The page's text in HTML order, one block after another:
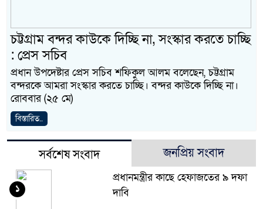
চট্টগ্রাম বন্দর কাউকে দিচ্ছি না, সংস্কার করতে চাচ্ছি
: প্রেস সচিব
প্রধান উপদেষ্টার প্রেস সচিব শফিকুল আলম বলেছেন, চট্টগ্রাম
বন্দরকে আমরা সংস্কার করতে চাচ্ছি। বন্দর কাউকে দিচ্ছি না।
রোববার (২৫ মে)
বিস্তারিত..
সর্বশেষ সংবাদ জনপ্রিয় সংবাদ
প্রধানমন্ত্রীর কাছে হেফাজতের ৯ দফা
দাবি
১